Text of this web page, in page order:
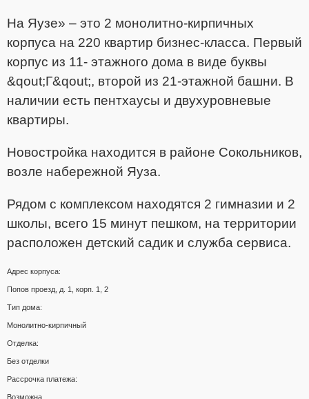
На Яузе» – это 2 монолитно-кирпичных
корпуса на 220 квартир бизнес-класса. Первый
корпус из 11- этажного дома в виде буквы
&qout;Г&qout;, второй из 21-этажной башни. В
наличии есть пентхаусы и двухуровневые
квартиры.
Новостройка находится в районе Сокольников,
возле набережной Яуза.
Рядом с комплексом находятся 2 гимназии и 2
школы, всего 15 минут пешком, на территории
расположен детский садик и служба сервиса.
Адрес корпуса:
Попов проезд, д. 1, корп. 1, 2
Тип дома:
Монолитно-кирпичный
Отделка:
Без отделки
Рассрочка платежа:
Возможна